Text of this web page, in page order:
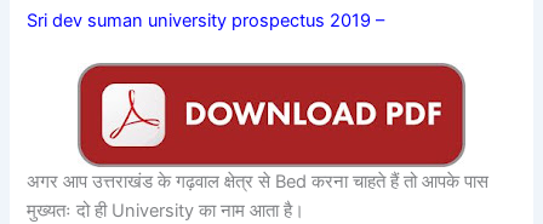
Sri dev suman university prospectus 2019 –
अगर आप उत्तराखंड के गढ़वाल क्षेत्र से Bed करना चाहते हैं तो आपके पास
मुख्यतः दो ही University का नाम आता है।